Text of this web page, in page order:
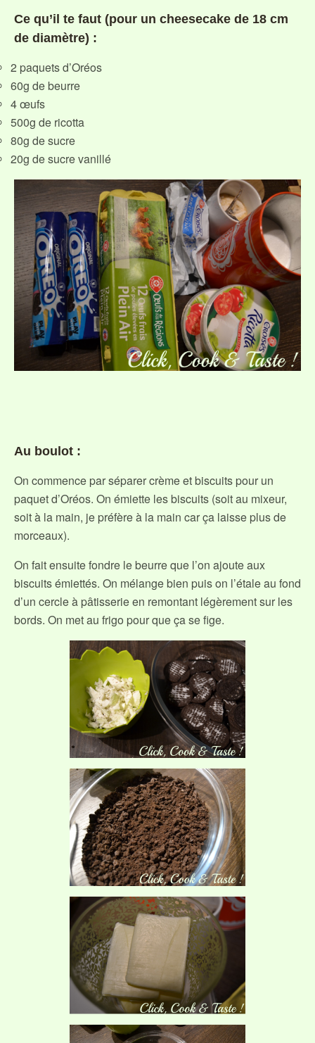
Ce qu’il te faut (pour un cheesecake de 18 cm
de diamètre) :
2 paquets d’Oréos
60g de beurre
4 œufs
500g de ricotta
80g de sucre
20g de sucre vanillé
Au boulot :
On commence par séparer crème et biscuits pour un
paquet d’Oréos. On émiette les biscuits (soit au mixeur,
soit à la main, je préfère à la main car ça laisse plus de
morceaux).
On fait ensuite fondre le beurre que l’on ajoute aux
biscuits émiettés. On mélange bien puis on l’étale au fond
d’un cercle à pâtisserie en remontant légèrement sur les
bords. On met au frigo pour que ça se fige.